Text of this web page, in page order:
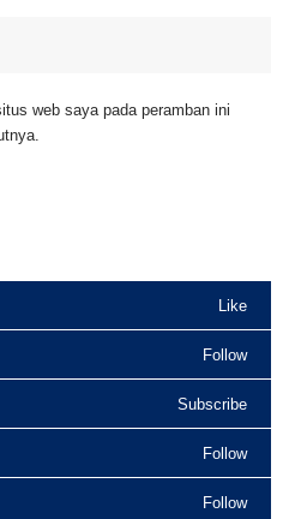
web saya pada peramban ini
Like
Follow
Subscribe
Follow
Follow